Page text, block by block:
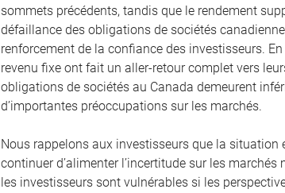
sommets précédents, tandis que le rendement
défaillance des obligations de sociétés
renforcement de la confiance des investisseurs.
revenu fixe ont fait un aller-retour complet vers
obligations de sociétés au Canada demeurent
d’importantes préoccupations sur les marchés.
Nous rappelons aux investisseurs que la situation
continuer d’alimenter l’incertitude sur les
les investisseurs sont vulnérables si les